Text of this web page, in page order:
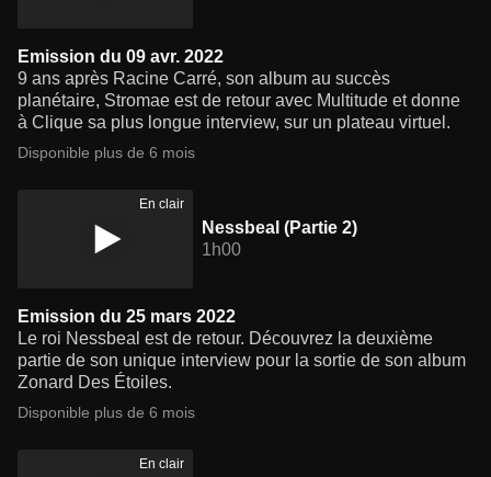
Emission du 09 avr. 2022
9 ans après Racine Carré, son album au succès
planétaire, Stromae est de retour avec Multitude et donne
à Clique sa plus longue interview, sur un plateau virtuel.
Disponible plus de 6 mois
En clair
Nessbeal (Partie 2)
1h00
Emission du 25 mars 2022
Le roi Nessbeal est de retour. Découvrez la deuxième
partie de son unique interview pour la sortie de son album
Zonard Des Étoiles.
Disponible plus de 6 mois
En clair